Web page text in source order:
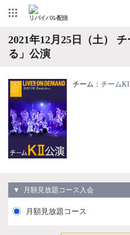
リバイバル配信
2021年12月25日（土）
る」公演
チーム： チーム
▼ 月額見放題コース入会
月額見放題コース